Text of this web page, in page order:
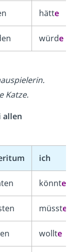
hätte
würde
Katze.
allen
ich
könnte
müsste
wollte